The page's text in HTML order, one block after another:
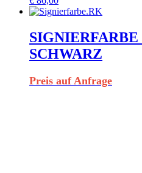
SCHWARZ
Preis auf Anfrage